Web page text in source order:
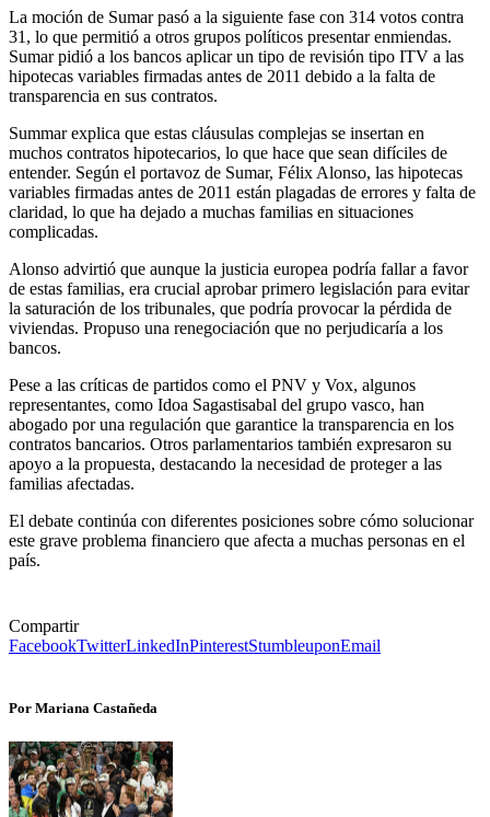
La moción de Sumar pasó a la siguiente fase con 314 votos contra
31, lo que permitió a otros grupos políticos presentar enmiendas.
Sumar pidió a los bancos aplicar un tipo de revisión tipo ITV a las
hipotecas variables firmadas antes de 2011 debido a la falta de
transparencia en sus contratos.
Summar explica que estas cláusulas complejas se insertan en
muchos contratos hipotecarios, lo que hace que sean difíciles de
entender. Según el portavoz de Sumar, Félix Alonso, las hipotecas
variables firmadas antes de 2011 están plagadas de errores y falta de
claridad, lo que ha dejado a muchas familias en situaciones
complicadas.
Alonso advirtió que aunque la justicia europea podría fallar a favor
de estas familias, era crucial aprobar primero legislación para evitar
la saturación de los tribunales, que podría provocar la pérdida de
viviendas. Propuso una renegociación que no perjudicaría a los
bancos.
Pese a las críticas de partidos como el PNV y Vox, algunos
representantes, como Idoa Sagastisabal del grupo vasco, han
abogado por una regulación que garantice la transparencia en los
contratos bancarios. Otros parlamentarios también expresaron su
apoyo a la propuesta, destacando la necesidad de proteger a las
familias afectadas.
El debate continúa con diferentes posiciones sobre cómo solucionar
este grave problema financiero que afecta a muchas personas en el
país.
Compartir
FacebookTwitterLinkedInPinterestStumbleuponEmail
Por Mariana Castañeda